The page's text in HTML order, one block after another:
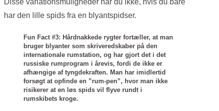
har den lille spids fra en blyantspidser.
Fun Fact #3: Hårdnakkede rygter fortæller, at man
bruger blyanter som skriveredskaber på den
internationale rumstation, og har gjort det i det
russiske rumprogram i årevis, fordi de ikke er
afhængige af tyngdekraften. Man har imidlertid
forsøgt at opfinde en ”rum-pen”, hvor man ikke
risikerer at en løs spids vil flyve rundt i
rumskibets kroge.